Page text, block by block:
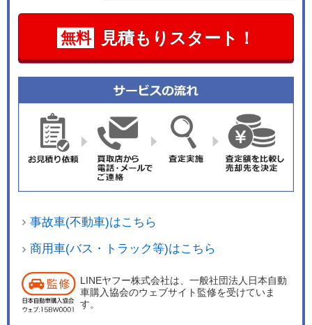
で、63kW/145N・mのパワー＆トルクを発生す
る。スタート＆ストップシステムやエコスイッチ
などの最新技術を採用することで、優れた燃費と
ンはATモード付き5速シーケンシャルのデュアロ
ジックが組み合わされ、JC08モード燃費は18.4k
m/Lとなる。 新型パンダはイージーだけの単一グ
レードの設定で、コンパクトカーながら衝突安全
ボディをベースに、最新の安全装備を備えてい
る。サイドエアバッグやウインドーエアバッグ、
キランプ、ESC(横滑り防止装置)などがそれだ。
2014年2月1日にはバレンタインシーズンに合わ
を施した特別仕様車「ジャンドゥーヤ」を100台
限定で発売した。 同年4月4日には特別仕様車「ジ
無料 見積もりスタート！
事故車(不動車)はこちら
商用車(バス・トラック等)はこちら
LINEヤフー株式会社は、一般社団法人日本自動
車購入協会のウェブサイト監修を受けていま
す。